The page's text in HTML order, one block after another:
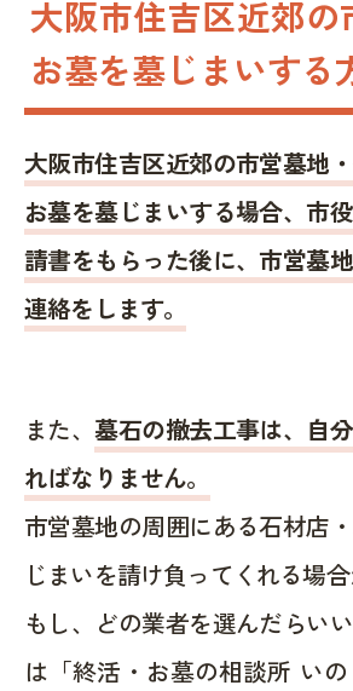
大阪市住吉区近郊の
お墓を墓じまいする
大阪市住吉区近郊の市営墓地
お墓を墓じまいする場合、市
請書をもらった後に、市営墓
連絡をします。
また、墓石の撤去工事は、自
ればなりません。
市営墓地の周囲にある石材店
じまいを請け負ってくれる場合
もし、どの業者を選んだらい
は「終活・お墓の相談所 い